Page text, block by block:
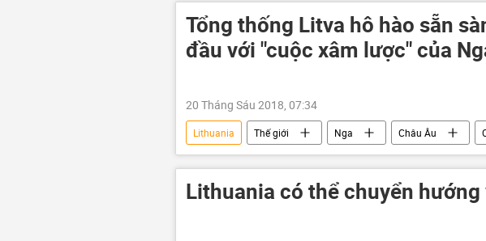
Tổng thống Litva hô hào sẵn
đầu với "cuộc xâm lược" của
20 Tháng Sáu 2018, 07:34
Lithuania Thế giới Nga Châu Âu
Dalia Grybauskaite
quân đội Nga xâm lược
Lithuania có thể chuyển hướng